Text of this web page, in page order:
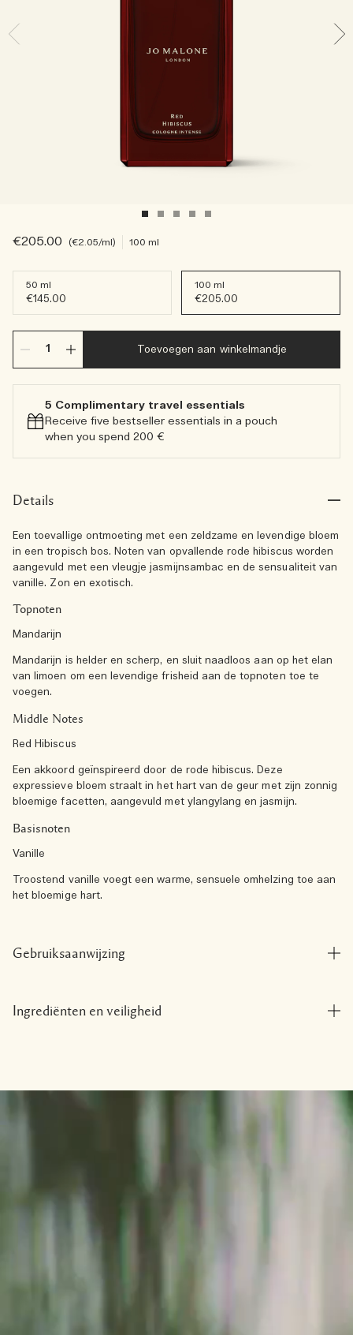
€205.00 €2.05/ml 100 ml
50 ml
€145.00
100 ml
€205.00
Toevoegen aan winkelmandje
5 Complimentary travel essentials​
Receive five bestseller essentials in a pouch
when you spend 200 €
Details
Een toevallige ontmoeting met een zeldzame en levendige bloem
in een tropisch bos. Noten van opvallende rode hibiscus worden
aangevuld met een vleugje jasmijnsambac en de sensualiteit van
vanille. Zon en exotisch.
Topnoten
Mandarijn
Mandarijn is helder en scherp, en sluit naadloos aan op het elan
van limoen om een levendige frisheid aan de topnoten toe te
voegen.
Middle Notes
Red Hibiscus
Een akkoord geïnspireerd door de rode hibiscus. Deze
expressieve bloem straalt in het hart van de geur met zijn zonnig
bloemige facetten, aangevuld met ylangylang en jasmijn.
Basisnoten
Vanille
Troostend vanille voegt een warme, sensuele omhelzing toe aan
het bloemige hart.
Gebruiksaanwijzing
Ingrediënten en veiligheid